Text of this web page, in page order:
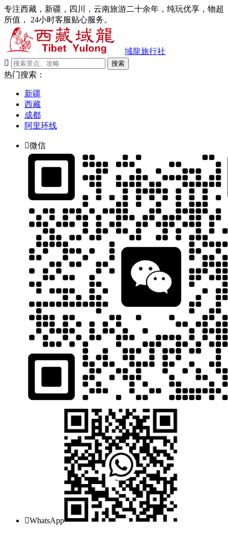
专注西藏，新疆，四川，云南旅游二十余年，纯玩优享，物超
所值， 24小时客服贴心服务。
域龍旅行社

搜索
热门搜索：
新疆
西藏
成都
阿里环线
微信
WhatsApp